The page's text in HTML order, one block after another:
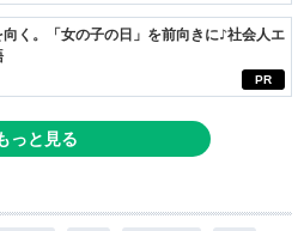
PR
く。「女の子の日」を前向きに♪社会人エ
っと見る